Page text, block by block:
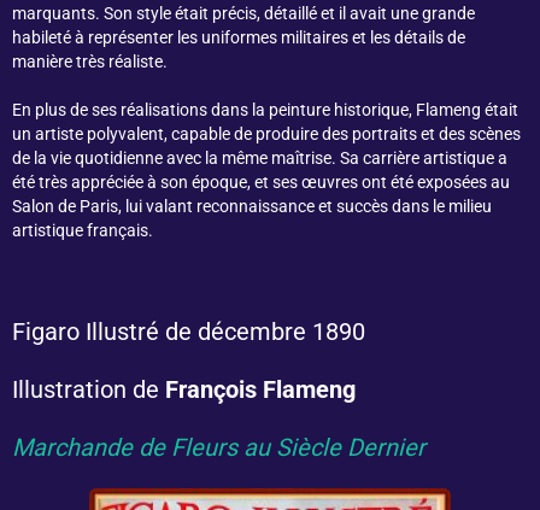
marquants. Son style était précis, détaillé et il avait une grande
habileté à représenter les uniformes militaires et les détails de
manière très réaliste.
En plus de ses réalisations dans la peinture historique, Flameng était
un artiste polyvalent, capable de produire des portraits et des scènes
de la vie quotidienne avec la même maîtrise. Sa carrière artistique a
été très appréciée à son époque, et ses œuvres ont été exposées au
Salon de Paris, lui valant reconnaissance et succès dans le milieu
artistique français.
Figaro Illustré de décembre 1890
Illustration de François Flameng
Marchande de Fleurs au Siècle Dernier